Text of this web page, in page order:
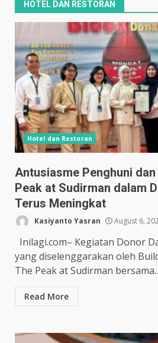
HOTEL DAN RESTORAN
Hotel dan Restoran
Antusiasme Penghuni
Peak at Sudirman dalam
Terus Meningkat
Kasiyanto Yasran August 6,
Inilagi.com– Kegiatan Donor
yang diselenggarakan oleh
The Peak at Sudirman
Read More